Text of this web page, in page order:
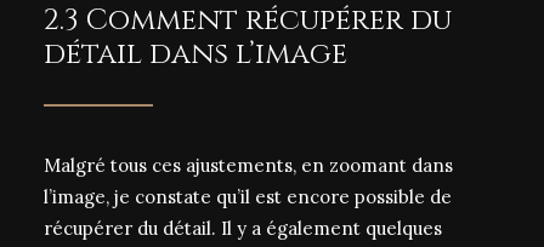
2.3 Comment récupérer du
détail dans l’image
Malgré tous ces ajustements, en zoomant dans
l’image, je constate qu’il est encore possible de
récupérer du détail. Il y a également quelques